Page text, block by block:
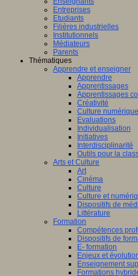
Entreprises
Etudiants
Filières industrielles
Institutionnels
Médiateurs
Parents
Thématiques
Apprendre et enseigner
Apprendre
Apprentissages
Apprentissages
Créativité
Culture numérique
Evaluations
Individualisation
Initiatives
Interdisciplinarité
Outils pour la
Arts et Culture
Art
Cinéma
Culture
Culture et
Dispositifs de
Littérature
Formation
Compétences
Dispositifs de
E- formation
Enjeux et
Enseignement
Formations